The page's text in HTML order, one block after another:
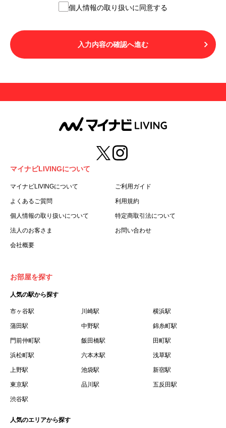
１.本サービスを利用する者（以下「利用者」といいます）
LIVINGご契約にあたり取得する個人情報の取り扱いについ
て」の内容をすべて承諾したものとみなされます。不承諾
の意思表示は、本サービスを利用しないことをもってのみ
用することはできません。
第３条（用語の定義）
１.「本サ―ビス」とは、第１章第１条で規定する当社が運
営するマイナビLIVINGを意味します。
２.「利用者」とは、第１章第２条に規定する本サービスを
利用する個人を意味します。
３.「本サイト」とは、当社が運営する本サービスに関する
ます。
５.「会員」とは、第２章第１条に基づき会員登録が完了し
た個人を意味します。
録した情報、本サービス利用中に当社が登録を求めた情報
った場合の当該情報を意味します。
７.「本会員制度」とは、会員による本サービスの利用の促
進を目的とした会員制度を意味します。
借契約書およびオプション注文書を意味します。
９.「契約期間開始日」とは、定期建物賃貸借契約（以下
「賃貸借契約」と言います）の開始日のことで、利用者の
賃借権が発生する日を意味します。
するために、選んだ物件を保留することを意味します。
個人情報の取り扱いに同意する
入力内容の確認へ進む
マイナビLIVINGについて
マイナビLIVINGについて ご利用ガイド
よくあるご質問 利用規約
個人情報の取り扱いについて 特定商取引法について
法人のお客さま お問い合わせ
会社概要
お部屋を探す
人気の駅から探す
市ヶ谷駅 川崎駅 横浜駅
蒲田駅 中野駅 錦糸町駅
門前仲町駅 飯田橋駅 田町駅
浜松町駅 六本木駅 浅草駅
上野駅 池袋駅 新宿駅
東京駅 品川駅 五反田駅
渋谷駅
人気のエリアから探す